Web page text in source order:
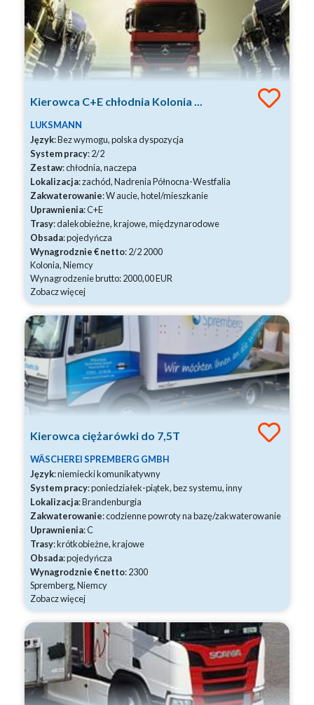
Kierowca C+E chłodnia Kolonia ...
LUKSMANN
Język: Bez wymogu, polska dyspozycja
System pracy: 2/2
Zestaw: chłodnia, naczepa
Lokalizacja: zachód, Nadrenia Północna-Westfalia
Zakwaterowanie: W aucie, hotel/mieszkanie
Uprawnienia: C+E
Trasy: dalekobieżne, krajowe, międzynarodowe
Obsada: pojedyńcza
Wynagrodznie € netto: 2/2 2000
Kolonia, Niemcy
Wynagrodzenie brutto: 2000,00 EUR
Zobacz więcej
Kierowca ciężarówki do 7,5T
WÄSCHEREI SPREMBERG GMBH
Język: niemiecki komunikatywny
System pracy: poniedziałek-piątek, bez systemu, inny
Lokalizacja: Brandenburgia
Zakwaterowanie: codzienne powroty na bazę/zakwaterowanie
Uprawnienia: C
Trasy: krótkobieżne, krajowe
Obsada: pojedyńcza
Wynagrodznie € netto: 2300
Spremberg, Niemcy
Zobacz więcej